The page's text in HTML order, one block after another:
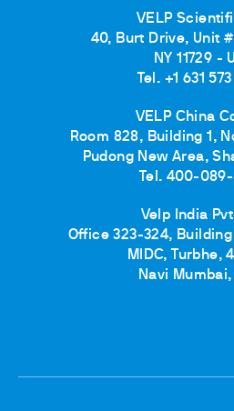
VELP
40, Burt Drive, Unit
NY 11729 -
Tel. +1 631
VELP China
Room 828, Building 1,
Pudong New Area,
Tel. 400-
Velp India
Office 323-324, Building
MIDC, Turbhe,
Navi